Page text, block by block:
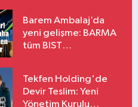
Barem Ambalaj’da
yeni gelişme: BARMA
tüm BIST
Tekfen Holding'de
Devir Teslim: Yeni
Yönetim Kurulu